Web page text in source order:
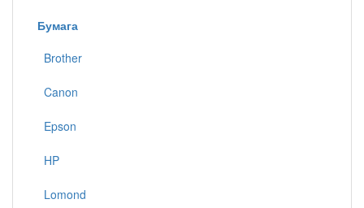
Бумага
Brother
Canon
Epson
HP
Lomond